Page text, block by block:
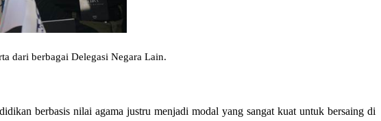
dari berbagai Delegasi Negara Lain.
berbasis nilai agama justru menjadi modal yang sangat kuat untuk bersaing di